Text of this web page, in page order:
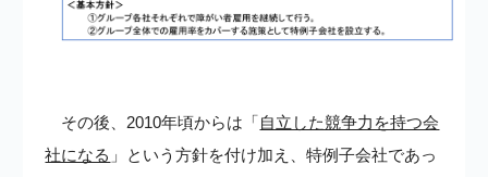
その後、2010年頃からは「自立した競争力を持つ会
社になる 」という方針を付け加え、特例子会社であっ